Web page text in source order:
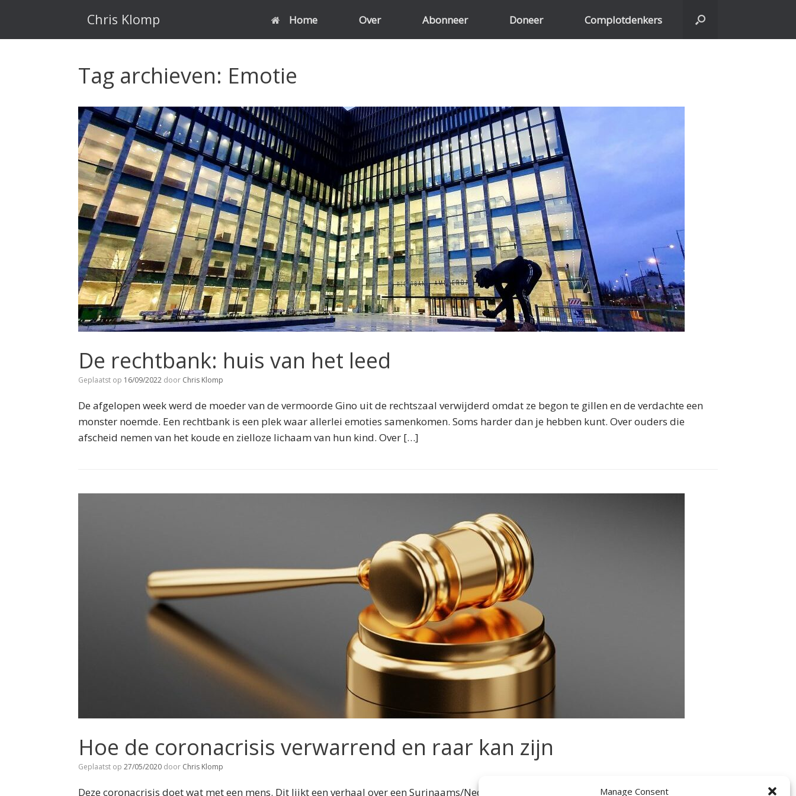
Manage Consent
inhoud
Chris Klomp Home Over Abonneer Doneer Complotdenkers
Tag archieven: Emotie
De rechtbank: huis van het leed
Geplaatst op 16/09/2022 door Chris Klomp
De afgelopen week werd de moeder van de vermoorde Gino uit de rechtszaal verwijderd omdat ze begon te gillen en de verdachte een
monster noemde. Een rechtbank is een plek waar allerlei emoties samenkomen. Soms harder dan je hebben kunt. Over ouders die
afscheid nemen van het koude en zielloze lichaam van hun kind. Over […]
Hoe de coronacrisis verwarrend en raar kan zijn
Geplaatst op 27/05/2020 door Chris Klomp
Deze coronacrisis doet wat met een mens. Dit lijkt een verhaal over een Surinaams/Nederlandse kok (39) die in Gent een restaurant runt,